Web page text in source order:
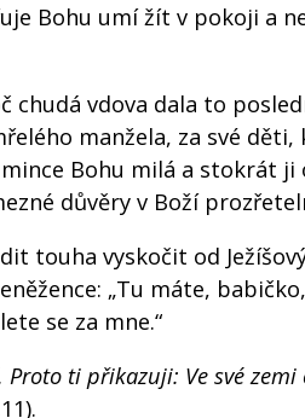
Bohu umí žít v pokoji a
chudá vdova dala to
manžela, za své
Bohu milá a stokrát
důvěry v Boží
touha vyskočit od
„Tu máte,
se za mne.“
Proto ti přikazuji: Ve své